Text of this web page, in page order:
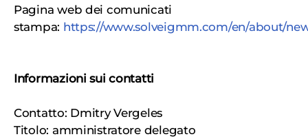
Pagina web dei comunicati
stampa: https://www.solveigmm.com/en/about/
Informazioni sui contatti
Contatto: Dmitry Vergeles
Titolo: amministratore delegato